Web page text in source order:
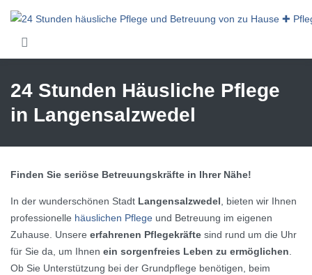
24 Stunden Häusliche Pflege
in Langensalzwedel
Finden Sie seriöse Betreuungskräfte in Ihrer Nähe!
In der wunderschönen Stadt Langensalzwedel, bieten wir Ihnen
professionelle häuslichen Pflege und Betreuung im eigenen
Zuhause. Unsere erfahrenen Pflegekräfte sind rund um die Uhr
für Sie da, um Ihnen ein sorgenfreies Leben zu ermöglichen.
Ob Sie Unterstützung bei der Grundpflege benötigen, beim